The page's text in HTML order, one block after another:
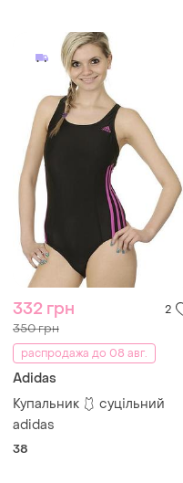
332 грн 2
350 грн
распродажа до 08 авг.
Adidas
Купальник 🩱 суцільний
adidas
38